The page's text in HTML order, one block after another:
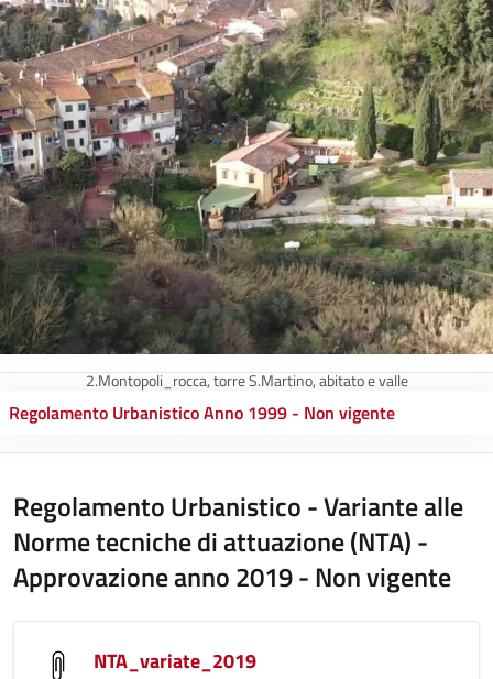
2.Montopoli_rocca, torre S.Martino, abitato e valle
Regolamento Urbanistico Anno 1999 - Non vigente
Regolamento Urbanistico - Variante alle
Norme tecniche di attuazione (NTA) -
Approvazione anno 2019 - Non vigente
NTA_variate_2019